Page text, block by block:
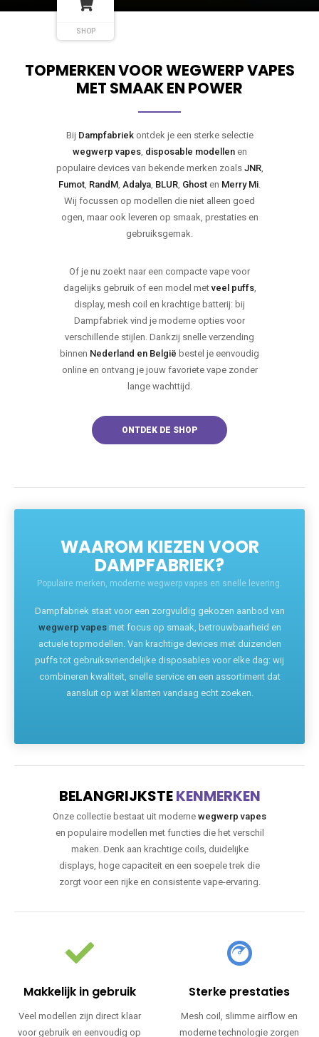
SHOP
TOPMERKEN VOOR WEGWERP VAPES
MET SMAAK EN POWER
Bij Dampfabriekontdek je een sterke selectie
wegwerp vapes, disposable modellenen
populaire devices van bekende merken zoals JNR,
Fumot RandM Adalya BLUR Ghost en Merry Mi
Wij focussen op modellen die niet alleen goed
ogen, maar ook leveren op smaak, prestaties en
gebruiksgemak.
Of je nu zoekt naar een compacte vape voor
dagelijks gebruik of een model metveel puffs,
display, mesh coil en krachtige batterij: bij
Dampfabriek vind je moderne opties voor
verschillende stijlen. Dankzij snelle verzending
binnen Nederland en België bestel je eenvoudig
online en ontvang je jouw favoriete vape zonder
lange wachttijd.
ONTDEK DE SHOP
WAAROM KIEZEN VOOR
DAMPFABRIEK?
Populaire merken, moderne wegwerp vapes en snelle levering.
Dampfabriek staat voor een zorgvuldig gekozen aanbod van
wegwerp vapesmet focus op smaak, betrouwbaarheid en
actuele topmodellen. Van krachtige devices met duizenden
puffs tot gebruiksvriendelijke disposables voor elke dag: wij
combineren kwaliteit, snelle service en een assortiment dat
aansluit op wat klanten vandaag echt zoeken.
BELANGRIJKSTEKENMERKEN
Onze collectie bestaat uit moderne wegwerp vapes
en populaire modellen met functies die het verschil
maken. Denk aan krachtige coils, duidelijke
displays, hoge capaciteit en een soepele trek die
zorgt voor een rijke en consistente vape-ervaring.
Makkelijk in gebruik
Veel modellen zijn direct klaar
voor gebruik en eenvoudig op
Sterke prestaties
Mesh coil, slimme airflow en
moderne technologie zorgen